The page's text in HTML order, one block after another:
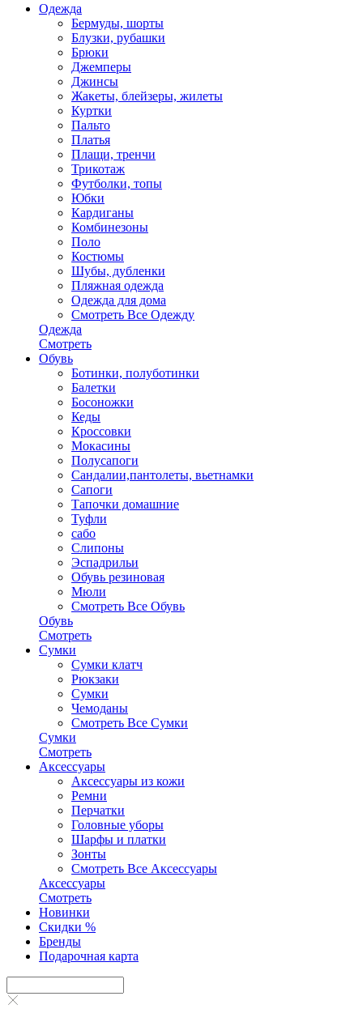
Одежда
Бермуды, шорты
Блузки, рубашки
Брюки
Джемперы
Джинсы
Жакеты, блейзеры, жилеты
Куртки
Пальто
Платья
Плащи, тренчи
Трикотаж
Футболки, топы
Юбки
Кардиганы
Комбинезоны
Поло
Костюмы
Шубы, дубленки
Пляжная одежда
Одежда для дома
Смотреть Все Одежду
Одежда
Смотреть
Обувь
Ботинки, полуботинки
Балетки
Босоножки
Кеды
Кроссовки
Мокасины
Полусапоги
Сандалии,пантолеты, вьетнамки
Сапоги
Тапочки домашние
Туфли
сабо
Слипоны
Эспадрильи
Обувь резиновая
Мюли
Смотреть Все Обувь
Обувь
Смотреть
Сумки
Сумки клатч
Рюкзаки
Сумки
Чемоданы
Смотреть Все Сумки
Сумки
Смотреть
Аксессуары
Аксессуары из кожи
Ремни
Перчатки
Головные уборы
Шарфы и платки
Зонты
Смотреть Все Аксессуары
Аксессуары
Смотреть
Новинки
Скидки %
Бренды
Подарочная карта